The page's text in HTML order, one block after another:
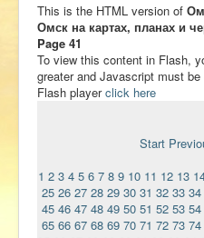
Видеоматериалы
Контакты
Сайт проекта
Ермаковополе.рф
This is the HTML version of
Омск на картах, планах и
Page 41
To view this content in Flash,
greater and Javascript must
Flash playerclick here
Start
1 2 3 4 5 6 7 8 9 10 11 12 13
25 26 27 28 29 30 31 32 33 34
45 46 47 48 49 50 51 52 53 54
65 66 67 68 69 70 71 72 73 74